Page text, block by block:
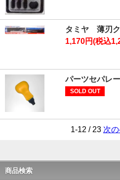
タミヤ 薄刃ク
1,170円(税込
パーツセパレ
SOLD OUT
1-12 / 23 次
商品検索